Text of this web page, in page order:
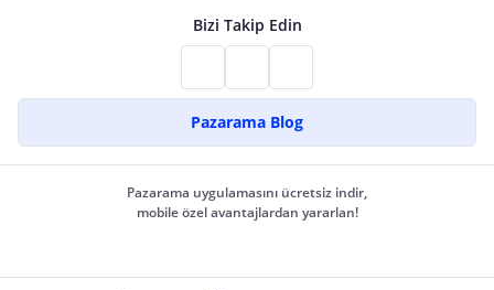
Bizi Takip Edin
Pazarama Blog
Pazarama uygulamasını ücretsiz indir,
mobile özel avantajlardan yararlan!